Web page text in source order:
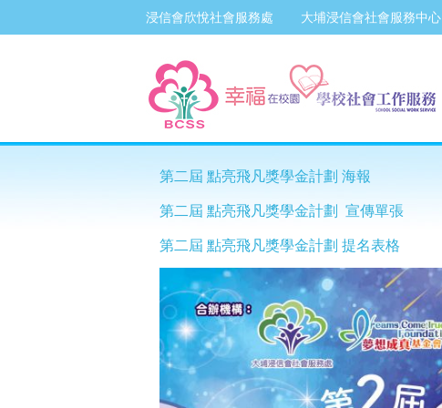
浸信會欣悅社會服務處 大埔浸信會社會服務中心
第二屆 點亮飛凡獎學金計劃 海報
第二屆 點亮飛凡獎學金計劃 宣傳單張
第二屆 點亮飛凡獎學金計劃 提名表格